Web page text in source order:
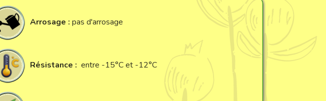
Arrosage : pas d'arrosage
Résistance : entre -15°C et -12°C